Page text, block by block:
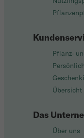
Pflanz-
Übersicht
Das
Über uns